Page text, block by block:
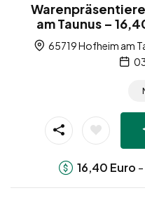
am Taunus –
65719 Hofheim am
16,40 Euro -